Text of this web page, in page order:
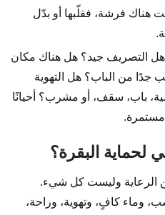
هناك فرشة، فقلّبها أو بدّل
هل التصريف جيد؟ هل هناك مكان
جدًا من الباب؟ هل التهوية
باب، سقف، أو مشرب؟ أحيانًا
مستمرة.
لحماية البقرة؟
الرعاية وليست كل شيء.
وماء كافٍ، وتهوية، وراحة،